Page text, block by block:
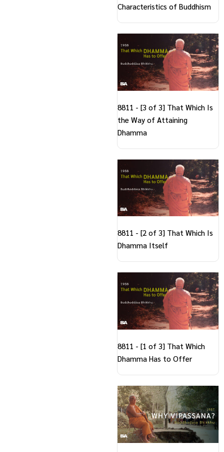
Characteristics of Buddhism
8811 - [3 of 3] That Which Is
the Way of Attaining
Dhamma
8811 - [2 of 3] That Which Is
Dhamma Itself
8811 - [1 of 3] That Which
Dhamma Has to Offer